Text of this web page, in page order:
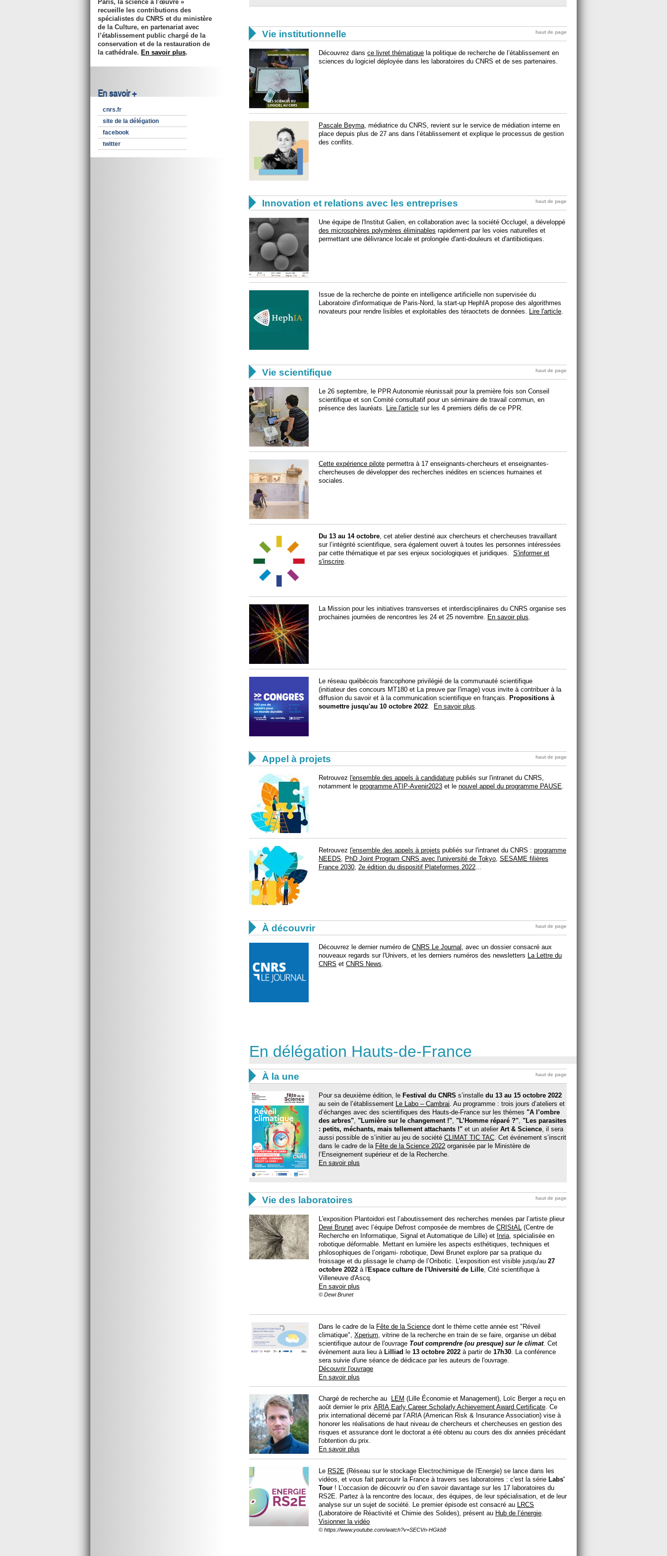
Paris, la science à l'œuvre »
recueille les contributions des
spécialistes du CNRS et du ministère
de la Culture, en partenariat avec
l’établissement public chargé de la
conservation et de la restauration de
la cathédrale. En savoir plus.
En savoir +
cnrs.fr
site de la délégation
facebook
twitter
 Vie institutionnelle haut de page
Découvrez dans ce livret thématique la politique de recherche de l’établissement en
sciences du logiciel déployée dans les laboratoires du CNRS et de ses partenaires.
Pascale Beyma, médiatrice du CNRS, revient sur le service de médiation interne en
place depuis plus de 27 ans dans l’établissement et explique le processus de gestion
des conflits.
 Innovation et relations avec les entreprises haut de page
Une équipe de l'Institut Galien, en collaboration avec la société Occlugel, a développé
des microsphères polymères éliminables rapidement par les voies naturelles et
permettant une délivrance locale et prolongée d'anti-douleurs et d'antibiotiques.
Issue de la recherche de pointe en intelligence artificielle non supervisée du
Laboratoire d'informatique de Paris-Nord, la start-up HephIA propose des algorithmes
novateurs pour rendre lisibles et exploitables des téraoctets de données. Lire l'article.
 Vie scientifique haut de page
​Le 26 septembre, le PPR Autonomie réunissait pour la première fois son Conseil
scientifique et son Comité consultatif pour un séminaire de travail commun, en
présence des lauréats. Lire l'article sur les 4 premiers défis de ce PPR.
Cette expérience pilote permettra à 17 enseignants-chercheurs et enseignantes-
chercheuses de développer des recherches inédites en sciences humaines et
sociales.
Du 13 au 14 octobre, cet atelier destiné aux chercheurs et chercheuses travaillant
sur l’intégrité scientifique, sera également ouvert à toutes les personnes intéressées
par cette thématique et par ses enjeux sociologiques et juridiques. S'informer et
s'inscrire.
La Mission pour les initiatives transverses et interdisciplinaires du CNRS organise ses
prochaines journées de rencontres les 24 et 25 novembre. En savoir plus.
Le réseau québécois francophone privilégié de la communauté scientifique
(initiateur des concours MT180 et La preuve par l'image) vous invite à contribuer à la
diffusion du savoir et à la communication scientifique en français. Propositions à
soumettre jusqu'au 10 octobre 2022. En savoir plus.
 Appel à projets haut de page
Retrouvez l'ensemble des appels à candidature publiés sur l'intranet du CNRS,
notamment le programme ATIP-Avenir2023 et le nouvel appel du programme PAUSE.
​​Retrouvez l'ensemble des appels à projets publiés sur l'intranet du CNRS : programme
NEEDS, PhD Joint Program CNRS avec l'université de Tokyo, SESAME filières
France 2030, 2e édition du dispositif Plateformes 2022...
 À découvrir haut de page
Découvrez le dernier numéro de CNRS Le Journal , avec un dossier consacré aux
nouveaux regards sur l'Univers, et les derniers numéros des newsletters La Lettre du
CNRS et CNRS News.
En délégation Hauts-de-France
 À la une haut de page
Pour sa deuxième édition, le Festival du CNRS s’installe du 13 au 15 octobre 2022
au sein de l’établissement Le Labo – Cambrai. Au programme : trois jours d’ateliers et
d’échanges avec des scientifiques des Hauts-de-France sur les thèmes "A l’ombre
des arbres", "Lumière sur le changement !", "L’Homme réparé ?", "Les parasites
: petits, méchants, mais tellement attachants !" et un atelier Art & Science, il sera
aussi possible de s’initier au jeu de société CLIMAT TIC TAC. Cet événement s’inscrit
dans le cadre de la Fête de la Science 2022 organisée par le Ministère de
l’Enseignement supérieur et de la Recherche.
En savoir plus
 Vie des laboratoires haut de page
L'exposition Plantoidori est l’aboutissement des recherches menées par l’artiste plieur
Dewi Brunet avec l’équipe Defrost composée de membres de CRIStAL (Centre de
Recherche en Informatique, Signal et Automatique de Lille) et Inria, spécialisée en
robotique déformable. Mettant en lumière les aspects esthétiques, techniques et
philosophiques de l’origami- robotique, Dewi Brunet explore par sa pratique du
froissage et du plissage le champ de l’Oribotic. L'exposition est visible jusqu'au 27
octobre 2022 à l'Espace culture de l'Université de Lille, Cité scientifique à
Villeneuve d'Ascq.
En savoir plus
© Dewi Brunet
Dans le cadre de la Fête de la Science dont le thème cette année est "Réveil
climatique", Xperium, vitrine de la recherche en train de se faire, organise un débat
scientifique autour de l'ouvrage Tout comprendre (ou presque) sur le climat. Cet
évènement aura lieu à Lilliad le 13 octobre 2022 à partir de 17h30. La conférence
sera suivie d'une séance de dédicace par les auteurs de l'ouvrage.
Découvrir l'ouvrage
En savoir plus
Chargé de recherche au LEM (Lille Économie et Management), Loïc Berger a reçu en
août dernier le prix ARIA Early Career Scholarly Achievement Award Certificate. Ce
prix international décerné par l’ARIA (American Risk & Insurance Association) vise à
honorer les réalisations de haut niveau de chercheurs et chercheuses en gestion des
risques et assurance dont le doctorat a été obtenu au cours des dix années précédant
l'obtention du prix.
En savoir plus
Le RS2E (Réseau sur le stockage Electrochimique de l'Energie) se lance dans les
vidéos, et vous fait parcourir la France à travers ses laboratoires : c'est la série Labs'
Tour ! L’occasion de découvrir ou d’en savoir davantage sur les 17 laboratoires du
RS2E. Partez à la rencontre des locaux, des équipes, de leur spécialisation, et de leur
analyse sur un sujet de société. Le premier épisode est consacré au LRCS
(Laboratoire de Réactivité et Chimie des Solides), présent au Hub de l’énergie.
Visionner la vidéo
© https://www.youtube.com/watch?v=SECVn-HGkb8